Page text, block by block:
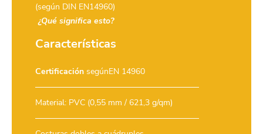
(según DIN EN14960)
¿Qué significa esto?
Características
Certificación segúnEN 14960
Material: PVC (0,55 mm / 621,3 g/qm)